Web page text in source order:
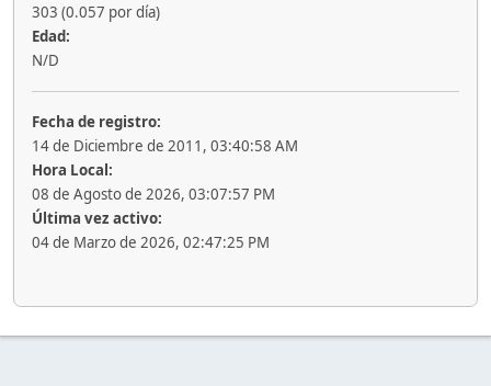
303 (0.057 por día)
Edad:
N/D
Fecha de registro:
14 de Diciembre de 2011, 03:40:58 AM
Hora Local:
08 de Agosto de 2026, 03:07:57 PM
Última vez activo:
04 de Marzo de 2026, 02:47:25 PM